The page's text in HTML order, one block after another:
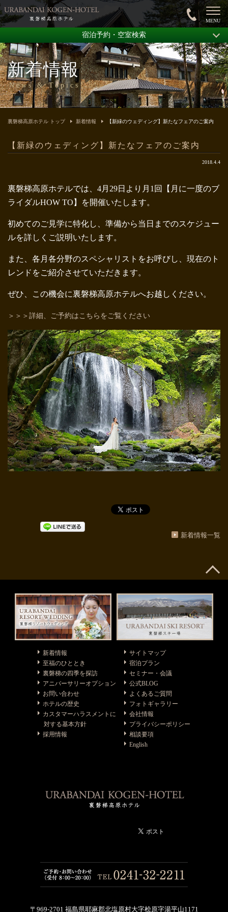
新着情報
News & Topics
宿泊予約・空室検索
裏磐梯高原ホテル トップ 新着情報 【新緑のウェディング】新たなフェアのご案内
【新緑のウェディング】新たなフェアのご案内
2018.4.4
裏磐梯高原ホテルでは、 4月29日より月1回【月に一度のブ
ライダルHOW TO】を開催いたします。
初めてのご見学に特化し、準備から当日までのスケジュー
ルを詳しくご説明いたします。
また、各月各分野のスペシャリストをお呼びし、現在のト
レンドをご紹介させていただきます。
ぜひ、この機会に裏磐梯高原ホテルへお越しください。
＞＞＞詳細、ご予約はこちらをご覧ください
新着情報一覧
新着情報
至福のひととき
裏磐梯の四季を探訪
アニバーサリーオプション
お問い合わせ
ホテルの歴史
カスタマーハラスメントに
対する基本方針
採用情報
サイトマップ
宿泊プラン
セミナー・会議
公式BLOG
よくあるご質問
フォトギャラリー
会社情報
プライバシーポリシー
相談要項
English
〒969-2701 福島県耶麻郡北塩原村大字桧原字湯平山1171